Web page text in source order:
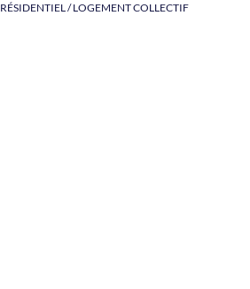
RÉSIDENTIEL / LOGEMENT COLLECTIF